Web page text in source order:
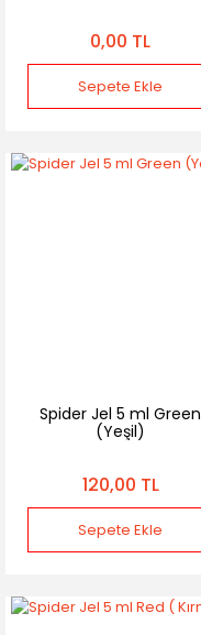
0,00 TL
Sepete Ekle
Spider Jel 5 ml Green
(Yeşil)
120,00 TL
Sepete Ekle